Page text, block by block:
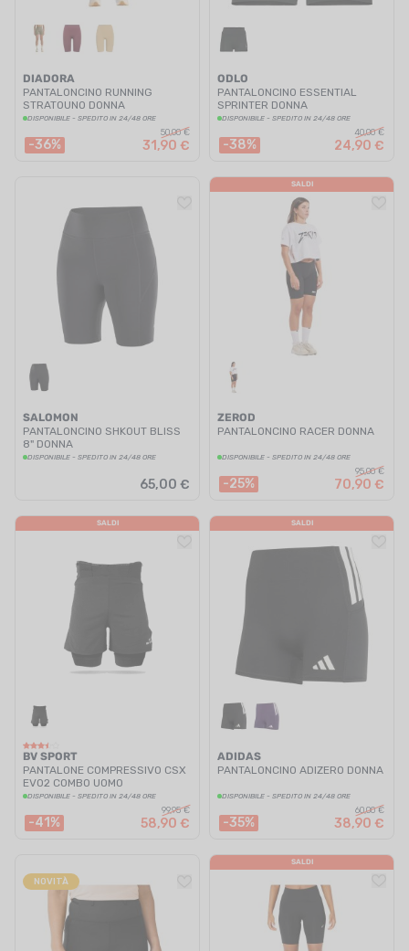
DIADORA
PANTALONCINO RUNNING
STRATOUNO DONNA
DISPONIBILE - SPEDITO IN 24/48 ORE
-36%
50,00 €
31,90 €
ODLO
PANTALONCINO ESSENTIAL
SPRINTER DONNA
DISPONIBILE - SPEDITO IN 24/48 ORE
-38%
40,00 €
24,90 €
SALOMON
PANTALONCINO SHKOUT BLISS
8" DONNA
DISPONIBILE - SPEDITO IN 24/48 ORE
65,00 €
SALDI
ZEROD
PANTALONCINO RACER DONNA
DISPONIBILE - SPEDITO IN 24/48 ORE
-25%
95,00 €
70,90 €
SALDI
BV SPORT
PANTALONE COMPRESSIVO CSX
EVO2 COMBO UOMO
DISPONIBILE - SPEDITO IN 24/48 ORE
-41%
99,95 €
58,90 €
SALDI
ADIDAS
PANTALONCINO ADIZERO DONNA
DISPONIBILE - SPEDITO IN 24/48 ORE
-35%
60,00 €
38,90 €
NOVITÀ
SALDI